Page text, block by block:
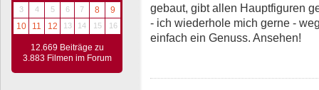
3
4 5 6 7 8
9
10
11 12 13 14 15 16
12.669 Beiträge zu
3.883 Filmen im Forum
gebaut, gibt allen Hauptfiguren
- ich wiederhole mich gerne -
einfach ein Genuss. Ansehen!